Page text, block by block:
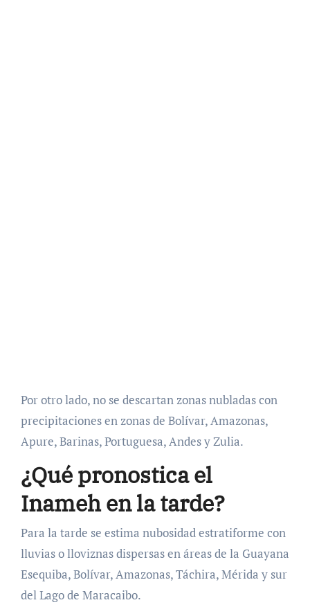
Por otro lado, no se descartan zonas nubladas con
precipitaciones en zonas de Bolívar, Amazonas,
Apure, Barinas, Portuguesa, Andes y Zulia.
¿Qué pronostica el
Inameh en la tarde?
Para la tarde se estima nubosidad estratiforme con
lluvias o lloviznas dispersas en áreas de la Guayana
Esequiba, Bolívar, Amazonas, Táchira, Mérida y sur
del Lago de Maracaibo.